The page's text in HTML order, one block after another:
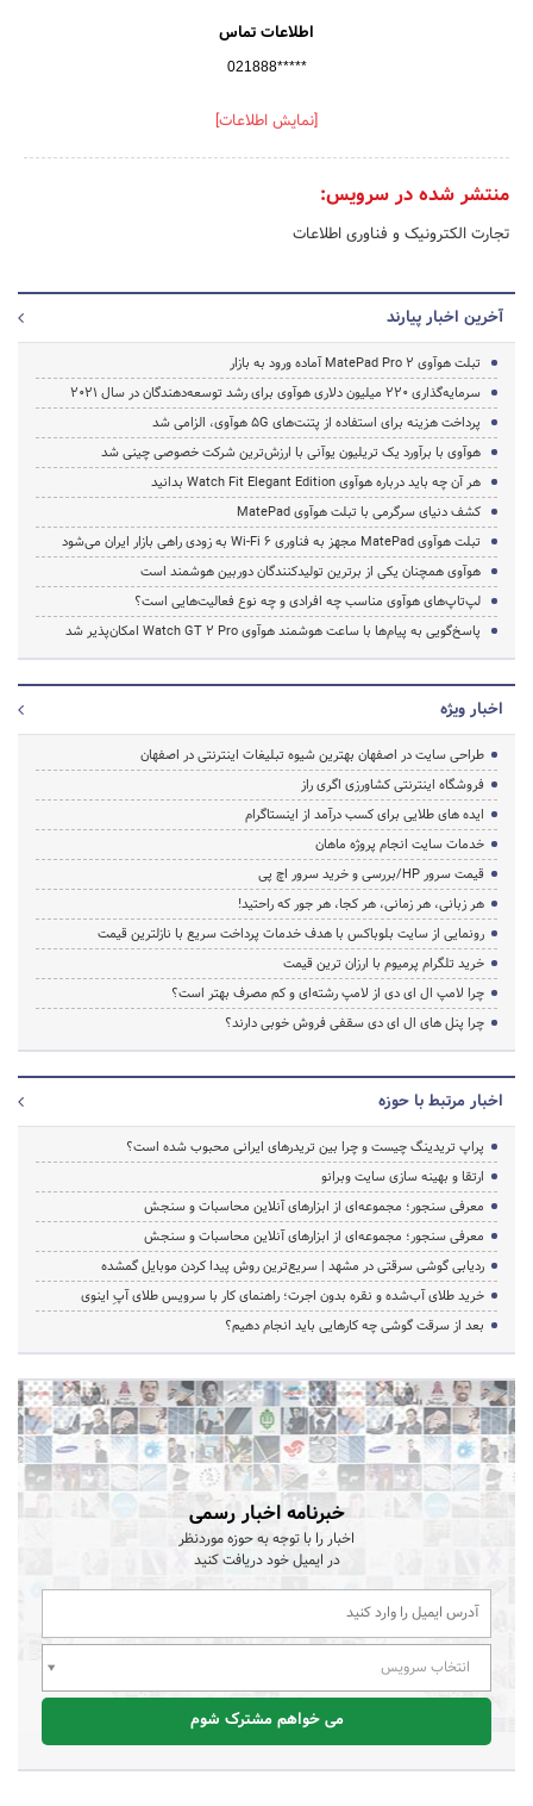
اطلاعات تماس
021888*****
[نمایش اطلاعات]
منتشر شده در سرویس:
تجارت الکترونیک و فناوری اطلاعات
آخرین اخبار پیارند
تبلت هوآوی MatePad Pro 2 آماده ورود به بازار
سرمایه‌گذاری 220 میلیون دلاری هوآوی برای رشد توسعه‌دهندگان در سال 2021
پرداخت هزینه برای استفاده از پتنت‌های 5G هوآوی، الزامی شد
هوآوی با برآورد یک تریلیون یوآنی با ارزش‌ترین شرکت خصوصی چینی شد
هر آن چه باید درباره هوآوی Watch Fit Elegant Edition بدانید
کشف دنیای سرگرمی با تبلت هوآوی MatePad
تبلت هوآوی MatePad مجهز به فناوری Wi-Fi 6 به زودی راهی بازار ایران می‌شود
هوآوی همچنان یکی از برترین تولیدکنندگان دوربین هوشمند است
لپ‌تاپ‌های هوآوی مناسب چه افرادی و چه نوع فعالیت‌هایی است؟
پاسخ‌گویی به پیام‌ها با ساعت هوشمند هوآوی Watch GT 2 Pro امکان‌پذیر شد
اخبار ویژه
طراحی سایت در اصفهان بهترین شیوه تبلیغات اینترنتی در اصفهان
فروشگاه اینترنتی کشاورزی اگری راز
ایده های طلایی برای کسب درآمد از اینستاگرام
خدمات سایت انجام پروژه ماهان
قیمت سرور HP/بررسی و خرید سرور اچ پی
هر زبانی، هر زمانی، هر کجا، هر جور که راحتید!
رونمایی از سایت بلوباکس با هدف خدمات پرداخت سریع با نازلترین قیمت
خرید تلگرام پرمیوم با ارزان ترین قیمت
چرا لامپ ال ای دی از لامپ رشته‌ای و کم مصرف بهتر است؟
چرا پنل های ال ای دی سقفی فروش خوبی دارند؟
اخبار مرتبط با حوزه
پراپ تریدینگ چیست و چرا بین تریدرهای ایرانی محبوب شده است؟
ارتقا و بهینه سازی سایت وبرانو
معرفی سنجور؛ مجموعه‌ای از ابزارهای آنلاین محاسبات و سنجش
معرفی سنجور؛ مجموعه‌ای از ابزارهای آنلاین محاسبات و سنجش
ردیابی گوشی سرقتی در مشهد | سریع‌ترین روش پیدا کردن موبایل گمشده
خرید طلای آب‌شده و نقره بدون اجرت؛ راهنمای کار با سرویس طلای آپِ اینوی
بعد از سرقت گوشی چه کارهایی باید انجام دهیم؟
خبرنامه اخبار رسمی
اخبار را با توجه به حوزه موردنظر
در ایمیل خود دریافت کنید
انتخاب سرویس
می خواهم مشترک شوم